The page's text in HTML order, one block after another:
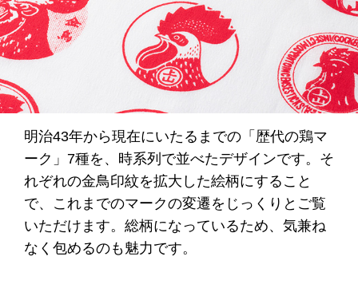
明治43年から現在にいたるまでの「歴代の鶏マ
ーク」7種を、時系列で並べたデザインです。そ
れぞれの金鳥印紋を拡大した絵柄にすること
で、これまでのマークの変遷をじっくりとご覧
いただけます。総柄になっているため、気兼ね
なく包めるのも魅力です。